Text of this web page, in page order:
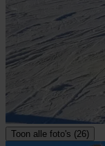
Toon alle foto's (26)